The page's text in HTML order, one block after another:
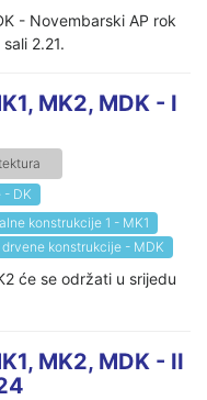
- Novembarski AP rok
2.21.
MK2, MDK - I
- DK
konstrukcije 1 - MK1
konstrukcije - MDK
će se održati u srijedu
MK2, MDK - II